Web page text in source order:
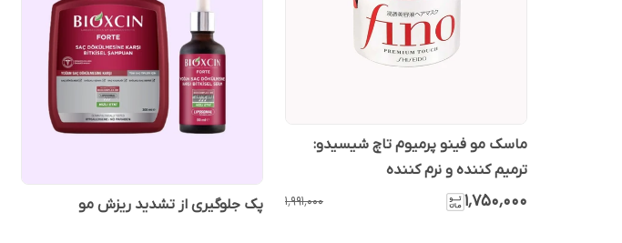
ماسک مو فینو پرمیوم تاچ شیسیدو:
ترمیم کننده و نرم کننده
۱٬۷۵۰٬۰۰۰ ۱٬۹۹۱٬۰۰۰ پک جلوگیری از تشدید ریزش مو